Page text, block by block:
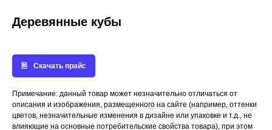
Деревянные кубы
Скачать прайс
Примечание: данный товар может незначительно отличаться от
описания и изображения, размещенного на сайте (например, оттенки
цветов, незначительные изменения в дизайне или упаковке и т.д., не
влияющие на основные потребительские свойства товара), при этом